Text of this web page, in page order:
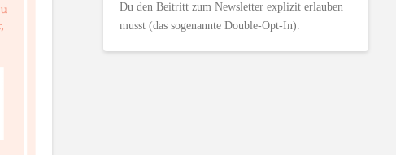
Du den Beitritt zum Newsletter explizit erlauben
musst (das sogenannte Double-Opt-In).